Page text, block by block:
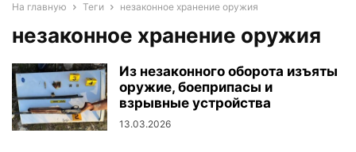
На главную Теги незаконное хранение оружия
незаконное хранение оружия
Из незаконного оборота изъяты
оружие, боеприпасы и
взрывные устройства
13.03.2026